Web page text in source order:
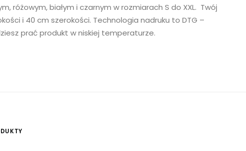
różowym, białym i czarnym w rozmiarach S do XXL. Twój
i 40 cm szerokości. Technologia nadruku to DTG –
prać produkt w niskiej temperaturze.